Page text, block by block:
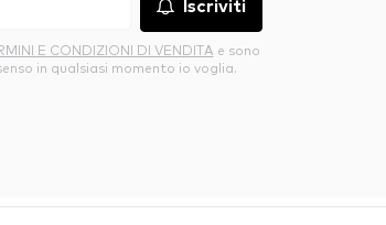
Iscriviti
E CONDIZIONI DI VENDITA e sono
in qualsiasi momento io voglia.